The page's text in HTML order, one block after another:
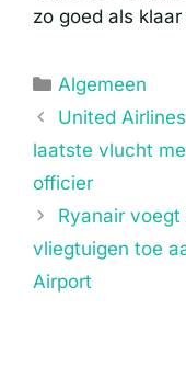
zo goed als
Categorieën
Algemeen
United
laatste vlucht
officier
Ryanair
vliegtuigen toe
Airport